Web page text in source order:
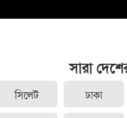
সারা
সিলেট ঢাকা